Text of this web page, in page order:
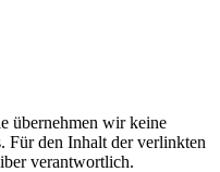
übernehmen wir keine
Für den Inhalt der verlinkten
verantwortlich.